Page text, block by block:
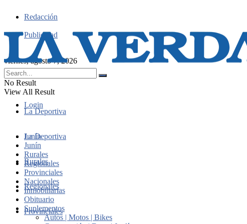
Redacción
Publicidad
viernes, agosto 7, 2026
Login
No Result
View All Result
La Deportiva
Junín
Rurales
Regionales
Provinciales
La Deportiva
Junín
Rurales
Regionales
Provinciales
Nacionales
Inmobiliarias
Obituario
Suplementos
Autos | Motos | Bikes